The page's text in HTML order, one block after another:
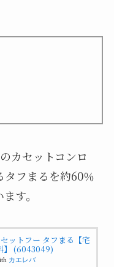
カセットコンロ
フまるを約60％
す。
ットフー タフまる【宅
】 (6043049)
カエレバ